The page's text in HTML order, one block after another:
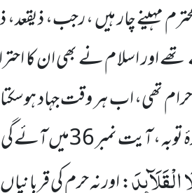
مہینے چار ہیں ، رجب، ذیقعد،
اور اسلا م نے بھی ان کا
تھی، اب ہر وقت جہاد
نمبر 36میں آئے گی۔
الْقَلَآىٕدَ: اور نہ حرم کی